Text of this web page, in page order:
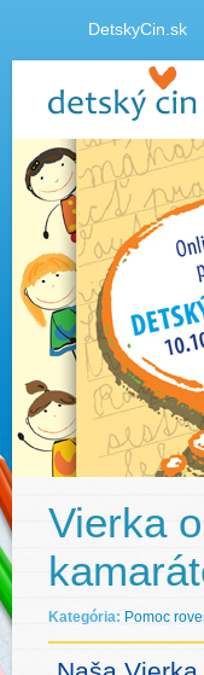
DetskyCin.sk
Vierka
Kategória: Pomoc